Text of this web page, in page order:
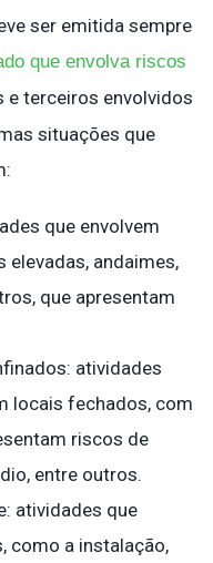
ser emitida sempre
que envolva riscos
e terceiros envolvidos
situações que
que envolvem
andaimes,
que apresentam
atividades
locais fechados, com
riscos de
entre outros.
atividades que
como a instalação,